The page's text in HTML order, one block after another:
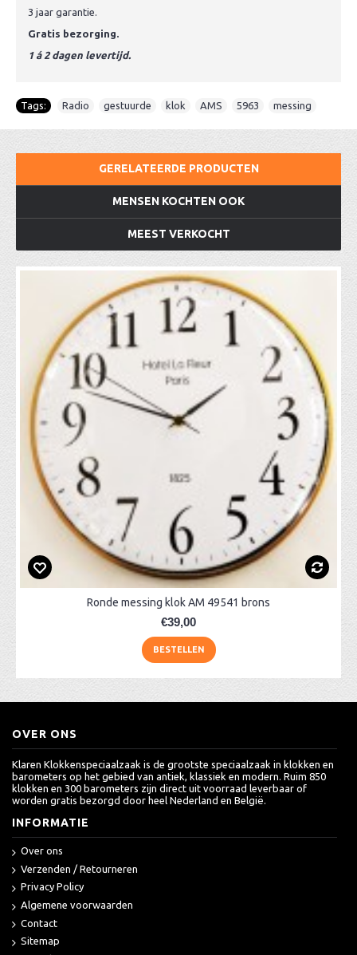
3 jaar garantie.
Gratis bezorging.
1 á 2 dagen levertijd.
Tags: Radio gestuurde klok AMS 5963 messing
GERELATEERDE PRODUCTEN
MENSEN KOCHTEN OOK
MEEST VERKOCHT
Ronde messing klok AM 49541 brons
€39,00
BESTELLEN
OVER ONS
Klaren Klokkenspeciaalzaak is de grootste speciaalzaak in klokken en
barometers op het gebied van antiek, klassiek en modern. Ruim 850
klokken en 300 barometers zijn direct uit voorraad leverbaar of
worden gratis bezorgd door heel Nederland en België.
INFORMATIE
Over ons
Verzenden / Retourneren
Privacy Policy
Algemene voorwaarden
Contact
Sitemap